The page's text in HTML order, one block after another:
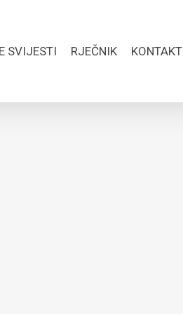
SVIJESTI RJEČNIK KONTAKT